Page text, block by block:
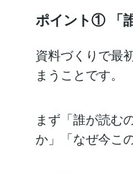
ポイント① 「
資料づくりで最
まうことです。
まず「誰が読む
か」「なぜ今こ